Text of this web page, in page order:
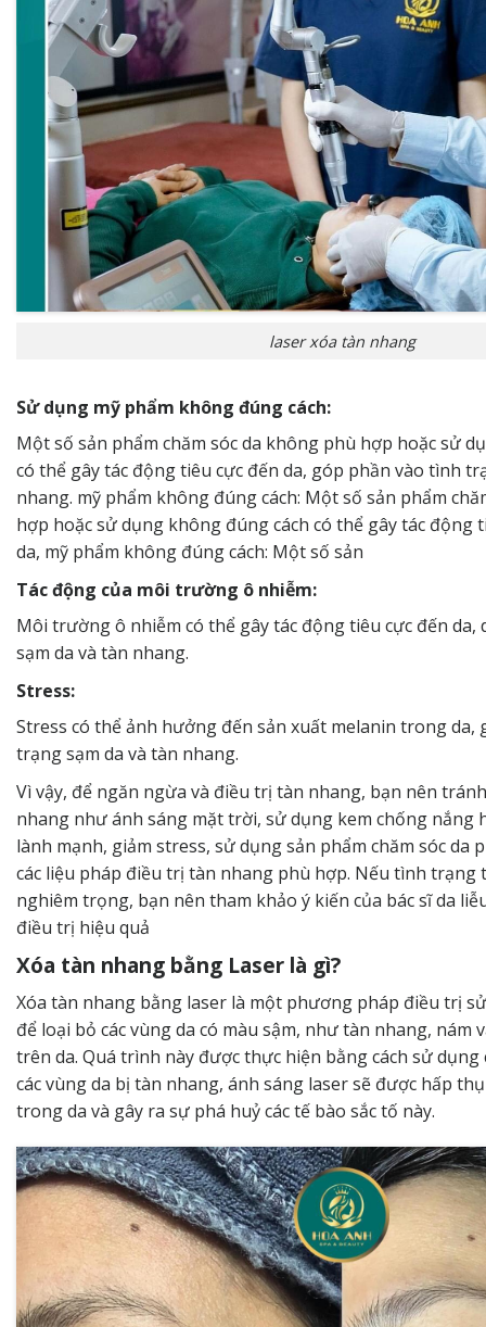
laser xóa tàn nhang
Sử dụng mỹ phẩm không đúng cách:
Một số sản phẩm chăm sóc da không phù hợp hoặc sử
có thể gây tác động tiêu cực đến da, góp phần vào tình
nhang. mỹ phẩm không đúng cách: Một số sản phẩm
hợp hoặc sử dụng không đúng cách có thể gây tác động
da, mỹ phẩm không đúng cách: Một số sản
Tác động của môi trường ô nhiễm:
Môi trường ô nhiễm có thể gây tác động tiêu cực đến
sạm da và tàn nhang.
Stress:
Stress có thể ảnh hưởng đến sản xuất melanin trong da,
trạng sạm da và tàn nhang.
Vì vậy, để ngăn ngừa và điều trị tàn nhang, bạn nên
nhang như ánh sáng mặt trời, sử dụng kem chống nắng
lành mạnh, giảm stress, sử dụng sản phẩm chăm sóc da
các liệu pháp điều trị tàn nhang phù hợp. Nếu tình trạng
nghiêm trọng, bạn nên tham khảo ý kiến ​​của bác sĩ da
điều trị hiệu quả
Xóa tàn nhang bằng Laser là gì?
Xóa tàn nhang bằng laser là một phương pháp điều trị
để loại bỏ các vùng da có màu sậm, như tàn nhang, nám
trên da. Quá trình này được thực hiện bằng cách sử dụng
các vùng da bị tàn nhang, ánh sáng laser sẽ được hấp
trong da và gây ra sự phá huỷ các tế bào sắc tố này.